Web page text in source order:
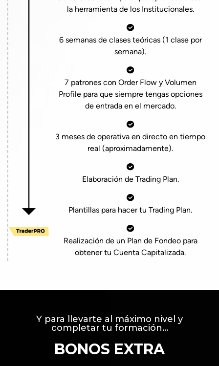
la herramienta de los Institucionales.
6 semanas de clases teóricas (1 clase por
semana).
7 patrones con Order Flow y Volumen
Profile para que siempre tengas opciones
de entrada en el mercado.
3 meses de operativa en directo en tiempo
real (aproximadamente).
Elaboración de Trading Plan.
Plantillas para hacer tu Trading Plan.
Realización de un Plan de Fondeo para
obtener tu Cuenta Capitalizada.
Y para llevarte al máximo nivel y
completar tu formación...
BONOS EXTRA